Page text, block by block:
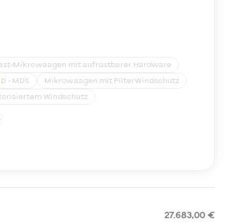
Mikrowaagen mit aufrüstbarer Hardware
D - MDS
Mikrowaagen mit FilterWindschutz
Windschutz
27.683,00 €